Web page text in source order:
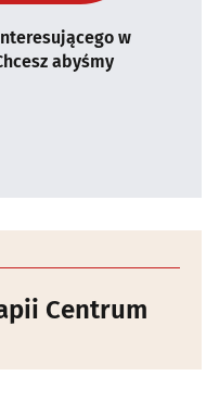
w
abyśmy
Centrum